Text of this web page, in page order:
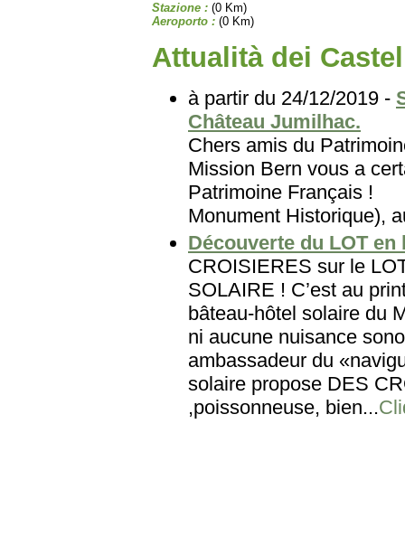
Stazione : (0 Km)
Aeroporto : (0 Km)
Attualità dei
à partir du 24/12/2019 -
Château Jumilhac.
Chers amis du
Mission Bern vous a
Patrimoine
Monument Historique),
Découverte du LOT en
CROISIERES sur le
SOLAIRE ! C’est au
bâteau-hôtel solaire du
ni aucune nuisance
ambassadeur du
solaire propose DES
,poissonneuse, bien...